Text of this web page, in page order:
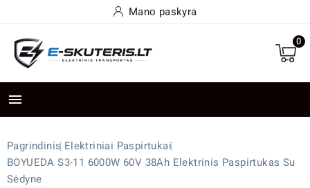
Mano paskyra
0

Pagrindinis Elektriniai Paspirtukai
BOYUEDA S3-11 6000W 60V 38Ah Elektrinis Paspirtukas Su
Sėdyne